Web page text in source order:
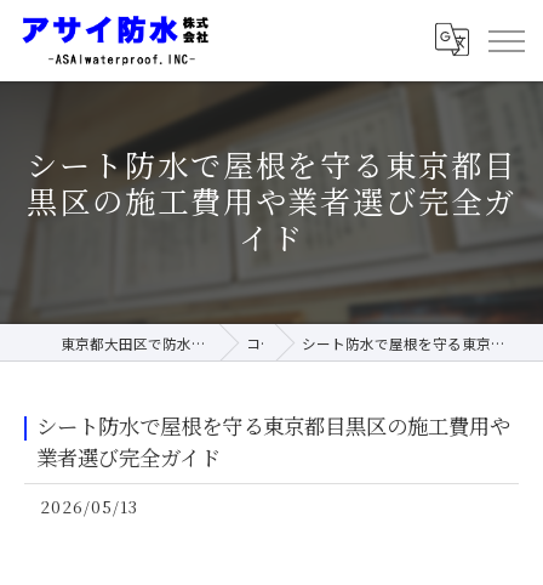
シート防水で屋根を守る東京都目
黒区の施工費用や業者選び完全ガ
イド
東京都大田区で防水工事ならアサイ防水株式会社 コラム シート防水で屋根を守る東京都目黒区の施工費用や業者選び完全ガイド
シート防水で屋根を守る東京都目黒区の施工費用や
業者選び完全ガイド
2026/05/13